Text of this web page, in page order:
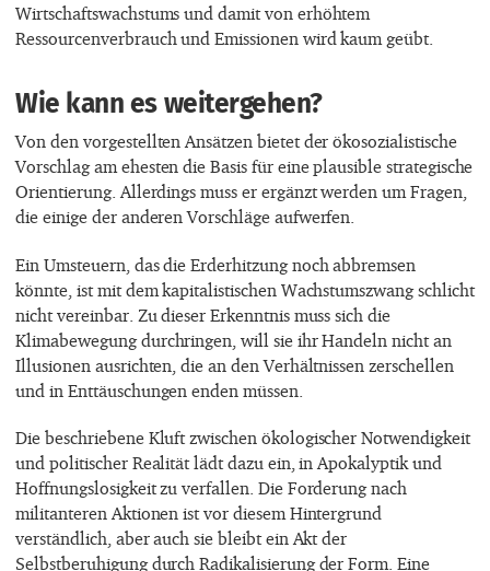
Wirtschaftswachstums und damit von erhöhtem
Ressourcenverbrauch und Emissionen wird kaum geübt.
Wie kann es weitergehen?
Von den vorgestellten Ansätzen bietet der ökosozialistische
Vorschlag am ehesten die Basis für eine plausible strategische
Orientierung. Allerdings muss er ergänzt werden um Fragen,
die einige der anderen Vorschläge aufwerfen.
Ein Umsteuern, das die Erderhitzung noch abbremsen
könnte, ist mit dem kapitalistischen Wachstumszwang schlicht
nicht vereinbar. Zu dieser Erkenntnis muss sich die
Klimabewegung durchringen, will sie ihr Handeln nicht an
Illusionen ausrichten, die an den Verhältnissen zerschellen
und in Enttäuschungen enden müssen.
Die beschriebene Kluft zwischen ökologischer Notwendigkeit
und politischer Realität lädt dazu ein, in Apokalyptik und
Hoffnungslosigkeit zu verfallen. Die Forderung nach
militanteren Aktionen ist vor diesem Hintergrund
verständlich, aber auch sie bleibt ein Akt der
Selbstberuhigung durch Radikalisierung der Form. Eine